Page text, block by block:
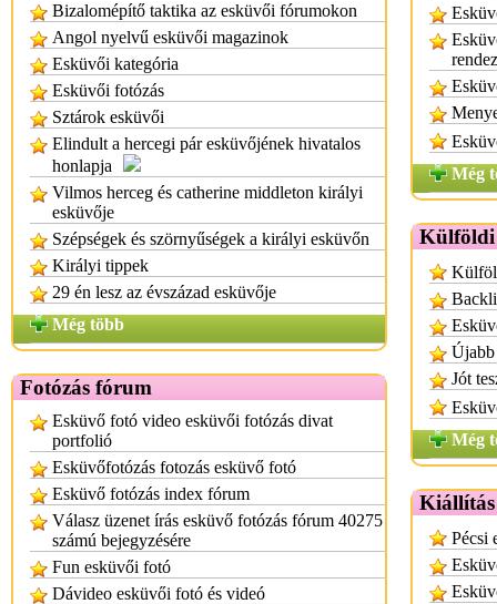
Bizalomépítő taktika az esküvői fórumokon
Angol nyelvű esküvői magazinok
Esküvői kategória
Esküvői fotózás
Sztárok esküvői
Elindult a hercegi pár esküvőjének hivatalos
honlapja
Vilmos herceg és catherine middleton királyi
esküvője
Szépségek és szörnyűségek a királyi esküvőn
Királyi tippek
29 én lesz az évszázad esküvője
Még több
Fotózás fórum
Esküvő fotó video esküvői fotózás divat
portfolió
Esküvőfotózás fotozás esküvő fotó
Esküvő fotózás index fórum
Válasz üzenet írás esküvő fotózás fórum 40275
számú bejegyzésére
Fun esküvői fotó
Dávideo esküvői fotó és videó
Még
Külföldi
Jót
Még
Kiállítás
Pécsi